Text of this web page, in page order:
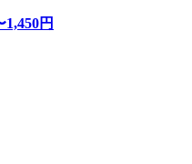
1,450円